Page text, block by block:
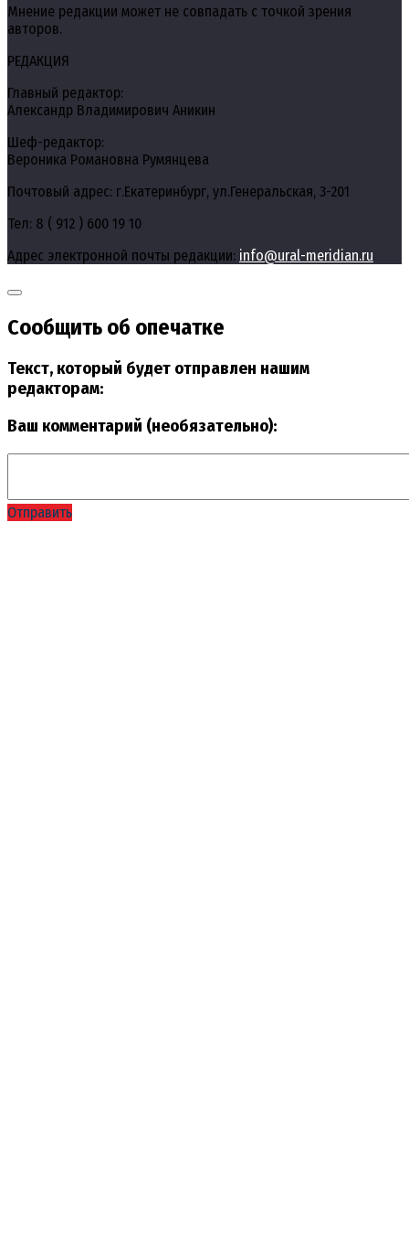
Мнение редакции может не совпадать с точкой зрения
авторов.
РЕДАКЦИЯ
Главный редактор:
Александр Владимирович Аникин
Шеф-редактор:
Вероника Романовна Румянцева
Почтовый адрес: г.Екатеринбург, ул.Генеральская, 3-201
Тел: 8 ( 912 ) 600 19 10
Адрес электронной почты редакции: info@ural-meridian.ru
Сообщить об опечатке
Текст, который будет отправлен нашим
редакторам:
Ваш комментарий (необязательно):
Отправить